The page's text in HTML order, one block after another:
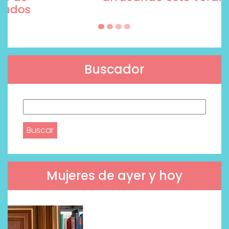
Buscador
Mujeres de ayer y hoy